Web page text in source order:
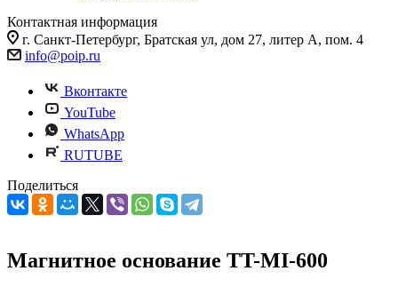
Контактная информация
г. Санкт-Петербург, Братская ул, дом 27, литер А, пом. 4
info@poip.ru
Вконтакте
YouTube
WhatsApp
RUTUBE
Поделиться
Магнитное основание TT-MI-600